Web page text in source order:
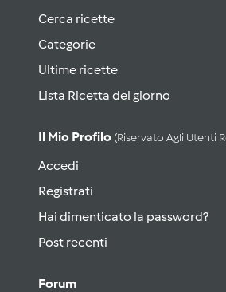
Cerca ricette
Categorie
Ultime ricette
Lista Ricetta del giorno
Il Mio Profilo (riservato Agli Utenti
Accedi
Registrati
Hai dimenticato la password?
Post recenti
Forum